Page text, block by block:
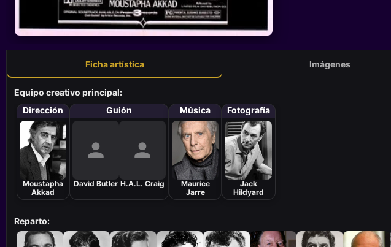
Ficha artística Imágenes
Equipo creativo principal:
Dirección
Moustapha
Akkad
Guión
David Butler H.A.L. Craig
Música
Maurice
Jarre
Fotografía
Jack
Hildyard
Reparto: